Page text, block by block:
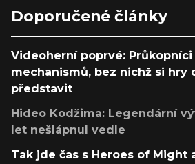
Doporučené články
Videoherní poprvé:
mechanismů, bez nichž si hry
představit
Hideo Kodžima: Legendární
let nešlápnul vedle
Tak jde čas s Heroes of Might